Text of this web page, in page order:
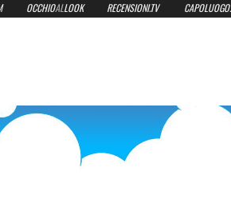
ilmeteo24ore.it
OCCHIOALLOOK RECENSIONI.TV